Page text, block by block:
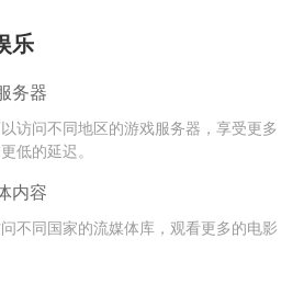
乐
务器
访问不同地区的游戏服务器，享受更多
低的延迟。
内容
不同国家的流媒体库，观看更多的电影